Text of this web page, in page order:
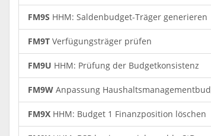
FM9S HHM: Saldenbudget-Träger generieren
FM9T Verfügungsträger prüfen
FM9U HHM: Prüfung der Budgetkonsistenz
FM9W Anpassung
FM9X HHM: Budget 1 Finanzposition löschen